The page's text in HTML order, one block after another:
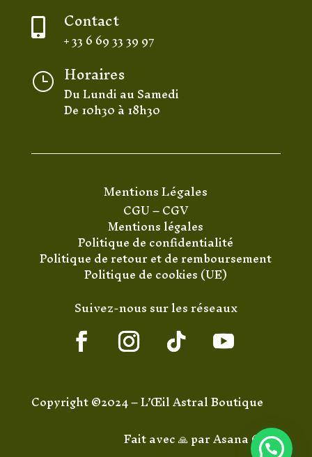
 Contact
+ 33 6 69 33 39 97
} Horaires
Du Lundi au Samedi
De 10h30 à 18h30
Mentions Légales
CGU–CGV
Mentions légales
Politique de confidentialité
Politique de retour et de remboursement
Politique de cookies (UE)
Suivez-nous sur les réseaux
Copyright ©2024 – L’Œil Astral Boutique
Fait avec 🙏 parAsana Code